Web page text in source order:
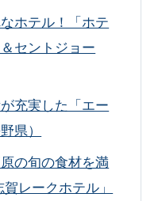
ホテル！「ホテ
セントジョー
充実した「エー
県）
の旬の食材を満
レークホテル」